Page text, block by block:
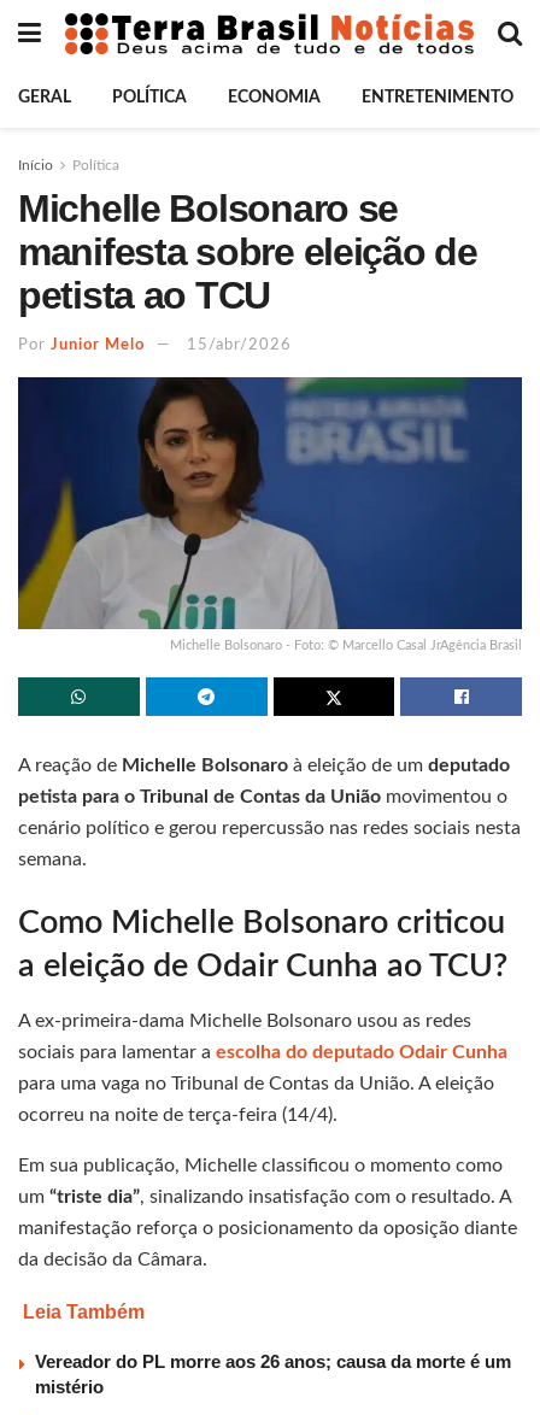
GERAL POLÍTICA ECONOMIA ENTRETENIMENTO
Início Política
Michelle Bolsonaro se
manifesta sobre eleição de
petista ao TCU
Por Junior Melo 15/abr/2026
Michelle Bolsonaro - Foto: © Marcello Casal JrAgência Brasil
A reação de Michelle Bolsonaro à eleição de um deputado
petista para o Tribunal de Contas da União movimentou o
cenário político e gerou repercussão nas redes sociais nesta
semana.
Como Michelle Bolsonaro criticou
a eleição de Odair Cunha ao TCU?
A ex-primeira-dama Michelle Bolsonaro usou as redes
sociais para lamentar a escolha do deputado Odair Cunha
para uma vaga no Tribunal de Contas da União. A eleição
ocorreu na noite de terça-feira (14/4).
Em sua publicação, Michelle classificou o momento como
um “triste dia”, sinalizando insatisfação com o resultado. A
manifestação reforça o posicionamento da oposição diante
da decisão da Câmara.
Leia Também
Vereador do PL morre aos 26 anos; causa da morte é um
mistério